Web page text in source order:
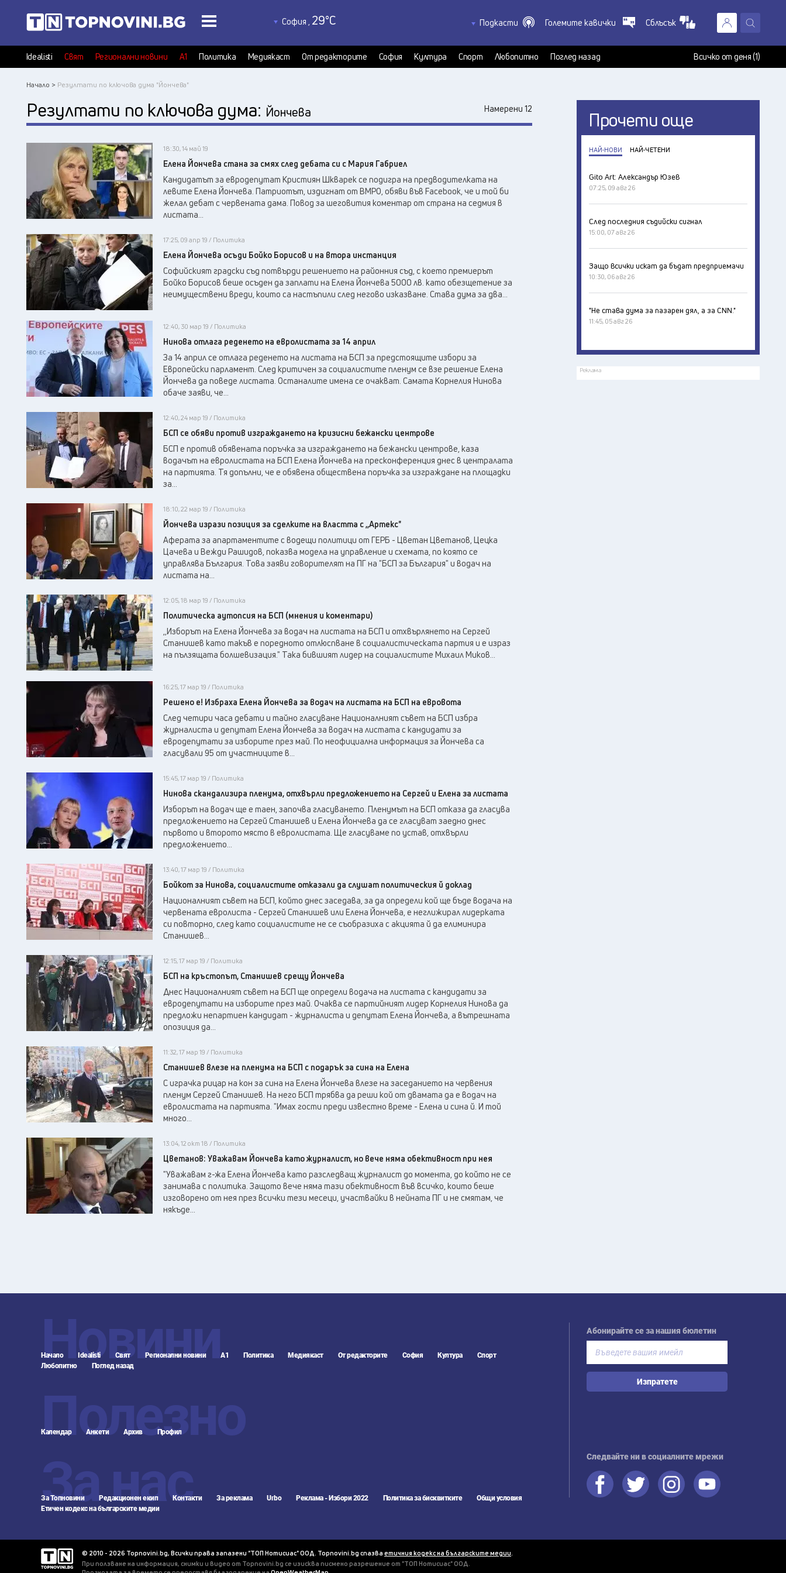
X
София , 29°C
Бургас, 28°C
Варна, 32°C
Враца, 36°C
Кърджали, 32°C
Кюстендил, 31°C
Ловеч, 31°C
Перник, 28°C
Плевен, 33°C
Пловдив, 33°C
Разград , 29°C
Сливен 29°C
Смолян, 25°C
София, 29°C
Хасково, 34°C
Шумен, 29°C
Ямбол, 30°C
Подкасти
КултурКаст
Медиякаст
Големите кавички Сблъсък
Idealisti Свят Регионални новини А1 Политика Медиякаст От редакторите София Култура Спорт Любопитно Поглед назад Всичко от деня (1)
Начало > Резултати по ключова дума "Йончева"
Резултати по ключова дума: Йончева Намерени 12
18:30, 14 май 19
Елена Йончева стана за смях след дебата си с Мария Габриел
Кандидатът за евродепутат Кристиян Шкварек се подигра на предводителката на
левите Елена Йончева. Патриотът, издигнат от ВМРО, обяви във Facebook, че и той би
желал дебат с червената дама. Повод за шеговития коментар от страна на седмия в
листата...
17:25, 09 апр 19 / Политика
Елена Йончева осъди Бойко Борисов и на втора инстанция
Софийският градски съд потвърди решението на районния съд, с което премиерът
Бойко Борисов беше осъден да заплати на Елена Йончева 5000 лв. като обезщетение за
неимуществени вреди, които са настъпили след негово изказване. Става дума за два...
12:40, 30 мар 19 / Политика
Нинова отлага реденето на евролистата за 14 април
За 14 април се отлага реденето на листата на БСП за предстоящите избори за
Европейски парламент. След критичен за социалистите пленум се взе решение Елена
Йончева да поведе листата. Останалите имена се очакват. Самата Корнелия Нинова
обаче заяви, че...
12:40, 24 мар 19 / Политика
БСП се обяви против изграждането на кризисни бежански центрове
БСП е против обявената поръчка за изграждането на бежански центрове, каза
водачът на евролистата на БСП Елена Йончева на пресконференция днес в централата
на партията. Тя допълни, че е обявена обществена поръчка за изграждане на площадки
за...
18:10, 22 мар 19 / Политика
Йончева изрази позиция за сделките на властта с ,,Артекс"
Аферата за апартаментите с водещи политици от ГЕРБ - Цветан Цветанов, Цецка
Цачева и Вежди Рашидов, показва модела на управление и схемата, по която се
управлява България. Това заяви говорителят на ПГ на "БСП за България" и водач на
листата на...
12:05, 18 мар 19 / Политика
Политическа аутопсия на БСП (мнения и коментари)
,,Изборът на Елена Йончева за водач на листата на БСП и отхвърлянето на Сергей
Станишев като такъв е поредното отлюспване в социалистическата партия и е израз
на пълзящата болшевизация." Така бившият лидер на социалистите Михаил Миков...
16:25, 17 мар 19 / Политика
Решено е! Избраха Елена Йончева за водач на листата на БСП на евровота
След четири часа дебати и тайно гласуване Националният съвет на БСП избра
журналиста и депутат Елена Йончева за водач на листата с кандидати за
евродепутати за изборите през май. По неофициална информация за Йончева са
гласували 95 от участниците в...
15:45, 17 мар 19 / Политика
Нинова скандализира пленума, отхвърли предложението на Сергей и Елена за листата
Изборът на водач ще е таен, започва гласуването. Пленумът на БСП отказа да гласува
предложението на Сергей Станишев и Елена Йончева да се гласуват заедно днес
първото и второто място в евролистата. Ще гласуваме по устав, отхвърли
предложението...
13:40, 17 мар 19 / Политика
Бойкот за Нинова, социалистите отказали да слушат политическия й доклад
Националният съвет на БСП, който днес заседава, за да определи кой ще бъде водача на
червената евролиста - Сергей Станишев или Елена Йончева, е неглижирал лидерката
си повторно, след като социалистите не се съобразиха с акцията й да елиминира
Станишев...
12:15, 17 мар 19 / Политика
БСП на кръстопът, Станишев срещу Йончева
Днес Националният съвет на БСП ще определи водача на листата с кандидати за
евродепутати на изборите през май. Очаква се партийният лидер Корнелия Нинова да
предложи непартиен кандидат - журналиста и депутат Елена Йончева, а вътрешната
опозиция да...
11:32, 17 мар 19 / Политика
Станишев влезе на пленума на БСП с подарък за сина на Елена
С играчка рицар на кон за сина на Елена Йончева влезе на заседанието на червения
пленум Сергей Станишев. На него БСП трябва да реши кой от двамата да е водач на
евролистата на партията. "Имах гости преди известно време - Елена и сина й. И той
много...
13:04, 12 окт 18 / Политика
Цветанов: Уважавам Йончева като журналист, но вече няма обективност при нея
"Уважавам г-жа Елена Йончева като разследващ журналист до момента, до който не се
занимава с политика. Защото вече няма тази обективност във всичко, които беше
изговорено от нея през всички тези месеци, участвайки в нейната ПГ и не смятам, че
някъде...
Прочети още
НАЙ-НОВИ НАЙ-ЧЕТЕНИ
Gito Art: Александър Юзев
07:25, 09 авг 26
След последния съдийски сигнал
15:00, 07 авг 26
Защо всички искат да бъдат предприемачи
10:30, 06 авг 26
"Не става дума за пазарен дял, а за CNN."
11:45, 05 авг 26
Реклама
Новини
Начало Idealisti Свят Регионални новини А1 Политика Медиякаст От редакторите София Култура
Спорт
Любопитно
Поглед назад
Полезно
Календар Анкети Архив Профил
За нас
За Топновини Редакционен екип Контакти За реклама Urbo Реклама - Избори 2022 Политика за бисквитките
Общи условия
Етичен кодекс на българските медии
Абонирайте се за нашия бюлетин
Изпратете
Следвайте ни в социалните мрежи
© 2010 - 2026 Topnovini.bg, Всички права запазени "ТОП Нотисиас" ООД. Topnovini.bg спазва етичния кодекс на българските медии.
При ползване на информация, снимки и видео от Topnovini.bg се изисква писмено разрешение от "ТОП Нотисиас" ООД.